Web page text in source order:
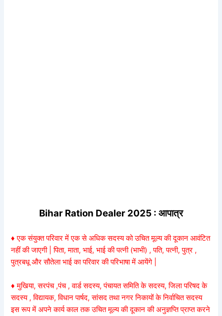
Bihar Ration Dealer 2025 : आपात्र
♦ एक संयुक्त परिवार में एक से अधिक सदस्य को उचित मूल्य की दूकान आवंटित
नहीं की जाएगी | पिता, माता, भाई, भाई की पत्नी (भाभी) , पति, पत्नी, पुत्र ,
पुत्रबधू और सौतेला भाई का परिवार की परिभाषा में आयेंगे |
♦ मुखिया, सरपंच ,पंच , वार्ड सदस्य, पंचायत समिति के सदस्य, जिला परिषद के
सदस्य , विद्यायक, विधान पार्षद, सांसद तथा नगर निकायों के निर्वाचित सदस्य
इस रूप में अपने कार्य काल तक उचित मूल्य की दूकान की अनुज्ञप्ति प्राप्त करने